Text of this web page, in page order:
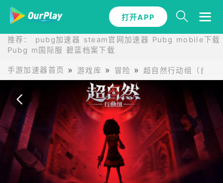
打开APP
推荐： pubg加速器 steam官网加速器 Pubg mobile下载
Pubg m国际服 碧蓝档案下载
手游加速器首页 游戏库 冒险 超自然行动组（台服
打开APP